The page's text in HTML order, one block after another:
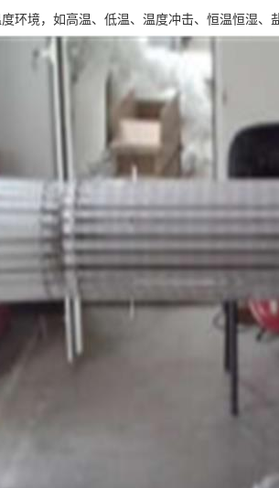
环境，如高温、低温、温度冲击、恒温恒湿、